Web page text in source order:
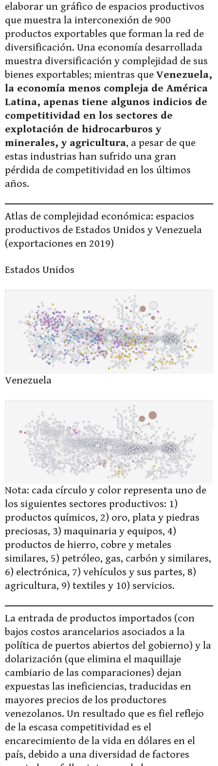
elaborar un gráfico de espacios productivos
que muestra la interconexión de 900
productos exportables que forman la red de
diversificación. Una economía desarrollada
muestra diversificación y complejidad de sus
bienes exportables; mientras que Venezuela,
la economía menos compleja de América
Latina, apenas tiene algunos indicios de
competitividad en los sectores de
explotación de hidrocarburos y
minerales, y agricultura, a pesar de que
estas industrias han sufrido una gran
pérdida de competitividad en los últimos
años.
Atlas de complejidad económica: espacios
productivos de Estados Unidos y Venezuela
(exportaciones en 2019)
Estados Unidos
Venezuela
Nota: cada círculo y color representa uno de
los siguientes sectores productivos: 1)
productos químicos, 2) oro, plata y piedras
preciosas, 3) maquinaria y equipos, 4)
productos de hierro, cobre y metales
similares, 5) petróleo, gas, carbón y similares,
6) electrónica, 7) vehículos y sus partes, 8)
agricultura, 9) textiles y 10) servicios.
La entrada de productos importados (con
bajos costos arancelarios asociados a la
política de puertos abiertos del gobierno) y la
dolarización (que elimina el maquillaje
cambiario de las comparaciones) dejan
expuestas las ineficiencias, traducidas en
mayores precios de los productores
venezolanos. Un resultado que es fiel reflejo
de la escasa competitividad es el
encarecimiento de la vida en dólares en el
país, debido a una diversidad de factores